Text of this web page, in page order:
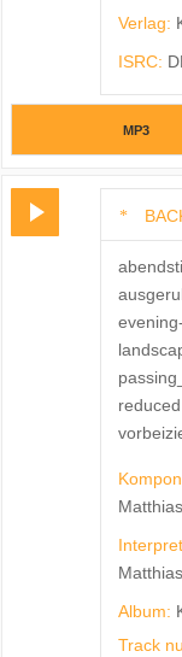
Verlag:
ISRC:
MP3
Album:
Track